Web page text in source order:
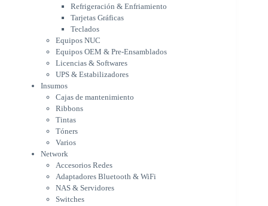
Licencias & Softwares
UPS & Estabilizadores
Insumos
Cajas de mantenimiento
Ribbons
Tintas
Tóners
Varios
Network
Accesorios Redes
Adaptadores Bluetooth & WiFi
NAS & Servidores
Switches
WiFi
Notebooks & Portátiles
Cargador para notebook
Cooling Pad
Refrigeración & Enfriamiento
Tarjetas Gráficas
Teclados
Equipos NUC
Equipos OEM & Pre-Ensamblados
Licencias & Softwares
UPS & Estabilizadores
Insumos
Cajas de mantenimiento
Ribbons
Tintas
Tóners
Varios
Network
Accesorios Redes
Adaptadores Bluetooth & WiFi
NAS & Servidores
Switches